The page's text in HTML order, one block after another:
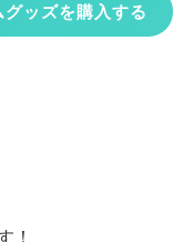
グッズを購入する
！